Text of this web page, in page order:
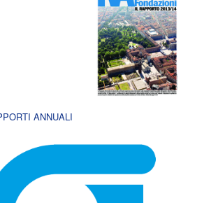
ANNUALI